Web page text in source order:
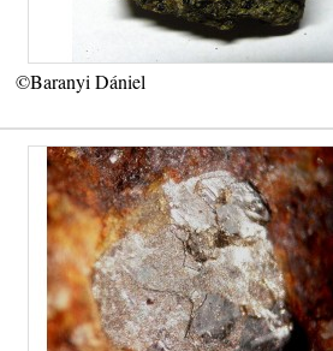
©Baranyi Dániel